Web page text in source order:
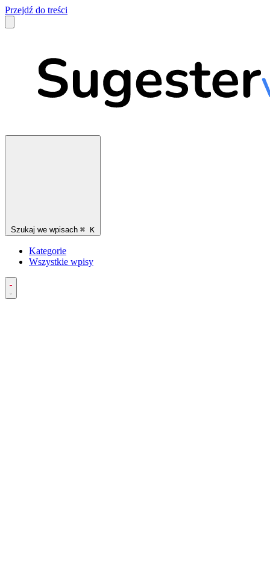
Przejdź do treści
Szukaj we wpisach ⌘ K
Kategorie
Wszystkie wpisy